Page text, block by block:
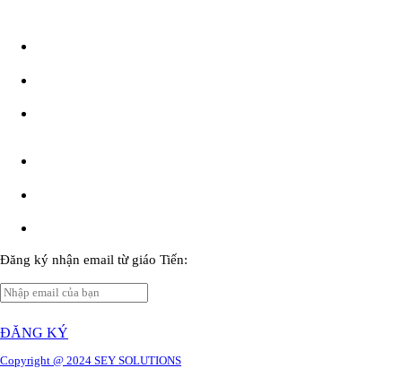
Đăng ký nhận email từ giáo Tiến:
ĐĂNG KÝ
Copyright @ 2024 SEY SOLUTIONS